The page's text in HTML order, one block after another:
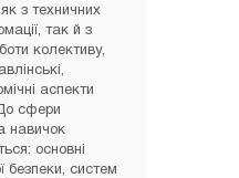
з техничних
так й з
колективу,
аспекти
сфери
навичок
основні
безпеки, систем